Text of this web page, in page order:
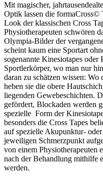
Mit magischer,
Optik lassen die formaCross©
Look der klassischen Cross
Physiotherapeuten schwören
Olympia-Bilder der
scheint kaum eine Sportart
sogenannte Kinesiotapes oder
Sportlerkörper, wo man nur
daran zu schätzen wissen: Wo
heben sie die obere
liegenden Gewebeschichten.
gefördert, Blockaden werden
spezielle Form der
besonders die Cross Tapes
auf spezielle Akupunktur-
jeweiligen Schmerzpunkt
von einem Physiotherapeuten
nach der Behandlung mithilfe
werden.